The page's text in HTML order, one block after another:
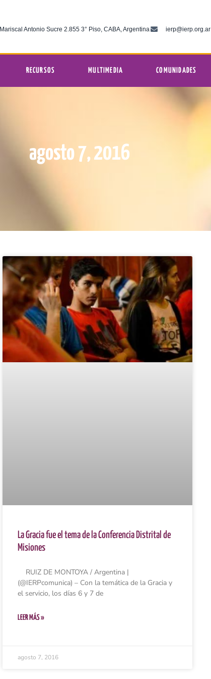
Mariscal Antonio Sucre 2.855 3° Piso, CABA, Argentina ierp@ierp.org.ar
RECURSOS MULTIMEDIA COMUNIDADES
agosto 7, 2016
La Gracia fue el tema de la Conferencia Distrital de
Misiones
RUIZ DE MONTOYA / Argentina |
(@IERPcomunica) – Con la temática de la Gracia y
el servicio, los días 6 y 7 de
LEER MÁS »
agosto 7, 2016